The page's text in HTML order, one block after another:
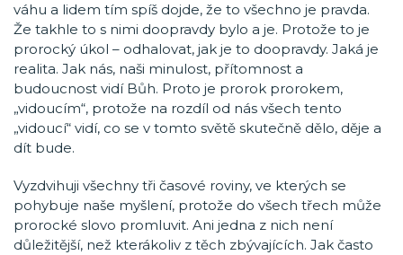
váhu a lidem tím spíš dojde, že to všechno je pravda.
Že takhle to s nimi doopravdy bylo a je. Protože to je
prorocký úkol – odhalovat, jak je to doopravdy. Jaká je
realita. Jak nás, naši minulost, přítomnost a
budoucnost vidí Bůh. Proto je prorok prorokem,
„vidoucím“, protože na rozdíl od nás všech tento
„vidoucí“ vidí, co se v tomto světě skutečně dělo, děje a
dít bude.
Vyzdvihuji všechny tři časové roviny, ve kterých se
pohybuje naše myšlení, protože do všech třech může
prorocké slovo promluvit. Ani jedna z nich není
důležitější, než kterákoliv z těch zbývajících. Jak často